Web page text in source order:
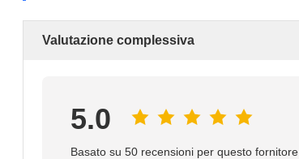
Valutazione complessiva
5.0
Basato su 50 recensioni per questo fornitore